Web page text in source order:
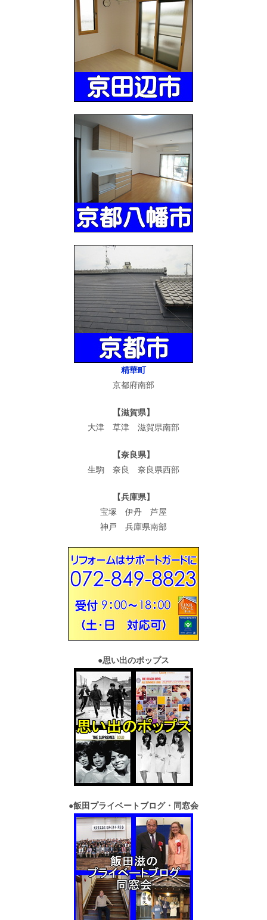
精華町
京都府南部
【滋賀県】
大津 草津 滋賀県南部
【奈良県】
生駒 奈良 奈良県西部
【兵庫県】
宝塚 伊丹 芦屋
神戸 兵庫県南部
●思い出のポップス
●飯田プライベートブログ・同窓会